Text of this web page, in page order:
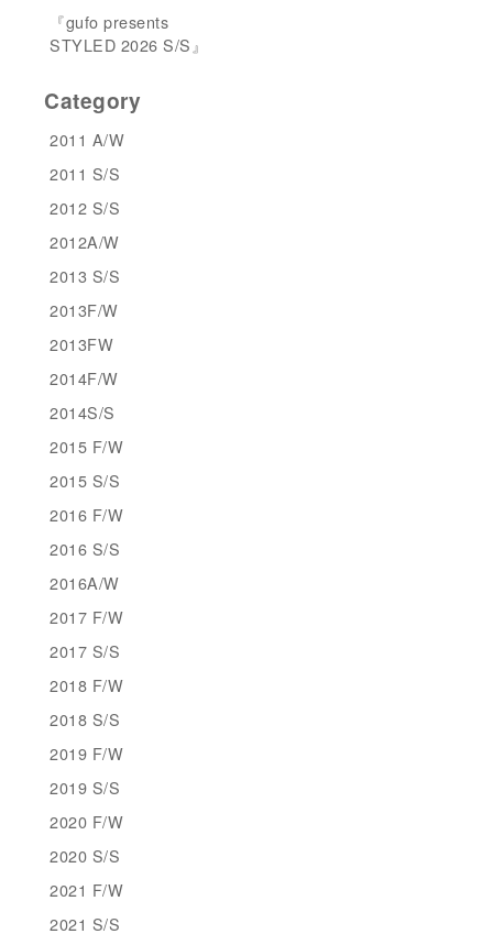
『gufo presents
STYLED 2026 S/S』
Category
2011 A/W
2011 S/S
2012 S/S
2012A/W
2013 S/S
2013F/W
2013FW
2014F/W
2014S/S
2015 F/W
2015 S/S
2016 F/W
2016 S/S
2016A/W
2017 F/W
2017 S/S
2018 F/W
2018 S/S
2019 F/W
2019 S/S
2020 F/W
2020 S/S
2021 F/W
2021 S/S